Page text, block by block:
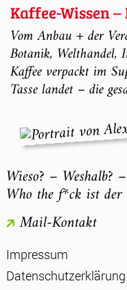
Kaffee-Wissen
Vom Anbau + der
Botanik, Welthandel,
Kaffee verpackt im
Tasse landet – die
Wieso? – Weshalb?
Who the f*ck ist der
Mail-Kontakt
Impressum
Datenschutzerklärung